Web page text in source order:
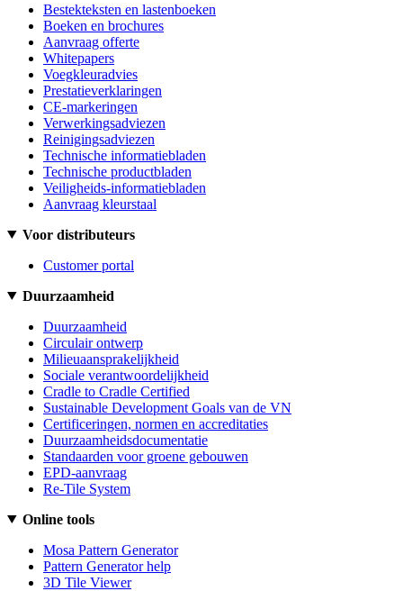
Bestekteksten en lastenboeken
Boeken en brochures
Aanvraag offerte
Whitepapers
Voegkleuradvies
Prestatieverklaringen
CE-markeringen
Verwerkingsadviezen
Reinigingsadviezen
Technische informatiebladen
Technische productbladen
Veiligheids-informatiebladen
Aanvraag kleurstaal
Voor distributeurs
Customer portal
Duurzaamheid
Duurzaamheid
Circulair ontwerp
Milieuaansprakelijkheid
Sociale verantwoordelijkheid
Cradle to Cradle Certified
Sustainable Development Goals van de VN
Certificeringen, normen en accreditaties
Duurzaamheidsdocumentatie
Standaarden voor groene gebouwen
EPD-aanvraag
Re-Tile System
Online tools
Mosa Pattern Generator
Pattern Generator help
3D Tile Viewer